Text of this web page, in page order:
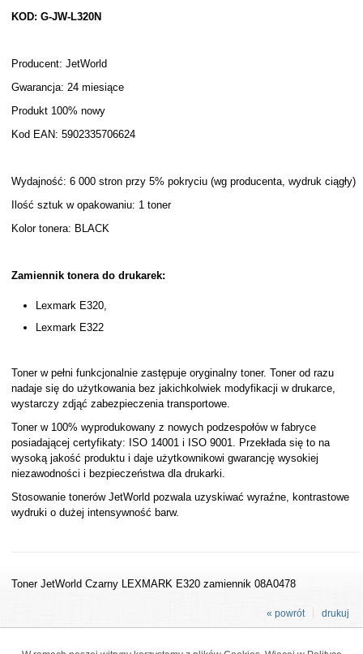
KOD: G-JW-L320N
Producent: JetWorld
Gwarancja: 24 miesiące
Produkt 100% nowy
Kod EAN: 5902335706624
Wydajność: 6 000 stron przy 5% pokryciu (wg producenta, wydruk ciągły)
Ilość sztuk w opakowaniu: 1 toner
Kolor tonera: BLACK
Zamiennik tonera do drukarek:
Lexmark E320,
Lexmark E322
Toner w pełni funkcjonalnie zastępuje oryginalny toner. Toner od razu
nadaje się do użytkowania bez jakichkolwiek modyfikacji w drukarce,
wystarczy zdjąć zabezpieczenia transportowe.
Toner w 100% wyprodukowany z nowych podzespołów w fabryce
posiadającej certyfikaty: ISO 14001 i ISO 9001. Przekłada się to na
wysoką jakość produktu i daje użytkownikowi gwarancję wysokiej
niezawodności i bezpieczeństwa dla drukarki.
Stosowanie tonerów JetWorld pozwala uzyskiwać wyraźne, kontrastowe
wydruki o dużej intensywność barw.
Toner JetWorld Czarny LEXMARK E320 zamiennik 08A0478
drukuj
« powrót